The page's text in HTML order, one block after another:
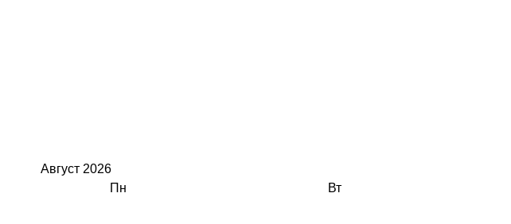
Август 2026
Пн
Вт